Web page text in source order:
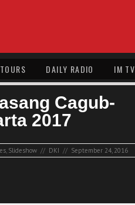
DAILY RADIO IM TV
Cagub-
2017
, Slideshow // DKI // September 24, 2016